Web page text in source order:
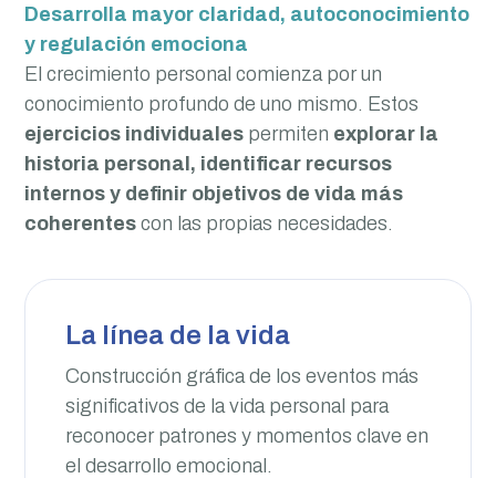
Desarrolla mayor claridad, autoconocimiento
y regulación emociona
El crecimiento personal comienza por un
conocimiento profundo de uno mismo. Estos
ejercicios individuales permiten explorar la
historia personal, identificar recursos
internos y definir objetivos de vida más
coherentes con las propias necesidades.
La línea de la vida
Construcción gráfica de los eventos más
significativos de la vida personal para
reconocer patrones y momentos clave en
el desarrollo emocional.